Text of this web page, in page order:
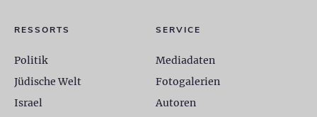
RESSORTS
Politik
Jüdische Welt
Israel
SERVICE
Mediadaten
Fotogalerien
Autoren